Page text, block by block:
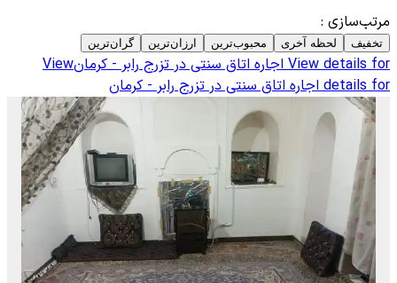
مرتب‌سازی :
تخفیف لحظه آخری محبوب‌ترین ارزان‌ترین گران‌ترین
View details for اجاره اتاق سنتی در تزرج رابر - کرمانView
details for اجاره اتاق سنتی در تزرج رابر - کرمان